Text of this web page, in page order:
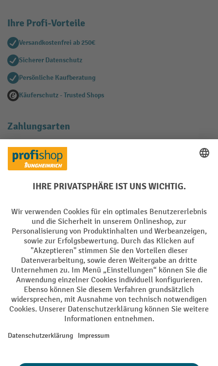
Ihre Profi-Vorteile
Versandkostenfrei ab 250€
Sicherer Datenschutz
Persönliche Kaufberatung
Käuferschutz - Trusted Shops
Zahlungsarten
Creditcard (Master)
Facebook
YouTube
LinkedIn
Instagram
AGB Impressum Datenschutz
Barrierefreiheit Privacy Settings
Alle Preise exkl. gesetzl. Mehrwertsteuer zzgl.Versandkosten und ggf.
Nachnahmegebühren, wenn nicht anders angegeben.
¹ Der Rabatt gilt so lange der Vorrat reicht. Der Rabatt gilt nicht auf